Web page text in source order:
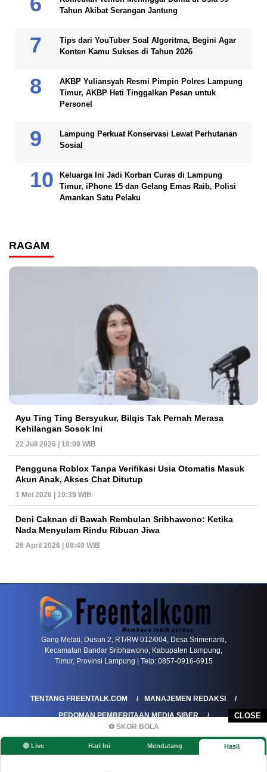
CLOSE
⚽ SKOR BOLA
🔴 Live Hari Ini Mendatang Hasil
Tahun Akibat Serangan Jantung
Tips dari YouTuber Soal Algoritma, Begini Agar
Konten Kamu Sukses di Tahun 2026
AKBP Yuliansyah Resmi Pimpin Polres Lampung
Timur, AKBP Heti Tinggalkan Pesan untuk
Personel
Lampung Perkuat Konservasi Lewat Perhutanan
Sosial
Keluarga Ini Jadi Korban Curas di Lampung
Timur, iPhone 15 dan Gelang Emas Raib, Polisi
Amankan Satu Pelaku
RAGAM
Ayu Ting Ting Bersyukur, Bilqis Tak Pernah Merasa
Kehilangan Sosok Ini
22 Juli 2026 | 10:09 WIB
Pengguna Roblox Tanpa Verifikasi Usia Otomatis Masuk
Akun Anak, Akses Chat Ditutup
1 Mei 2026 | 19:39 WIB
Deni Caknan di Bawah Rembulan Sribhawono: Ketika
Nada Menyulam Rindu Ribuan Jiwa
26 April 2026 | 08:49 WIB
PETIR800 LOGIN Tren Mobile Entertainment Terus Mendorong
Gang Melati, Dusun 2, RT/RW 012/004, Desa Srimenanti,
Kecamatan Bandar Sribhawono, Kabupaten Lampung,
Timur, Provinsi Lampung | Telp: 0857-0916-6915
TENTANG FREENTALK.COM
MANAJEMEN REDAKSI
PEDOMAN PEMBERITAAN MEDIA SIBER
KOREKSI & KLARIFIKASI
KEBIJAKAN IKLAN / ADVERTORIAL